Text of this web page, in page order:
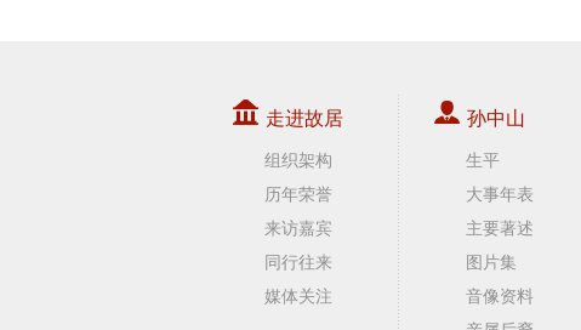
走进故居
组织架构
历年荣誉
来访嘉宾
同行往来
媒体关注
孙中山
生平
大事年表
主要著述
图片集
音像资料